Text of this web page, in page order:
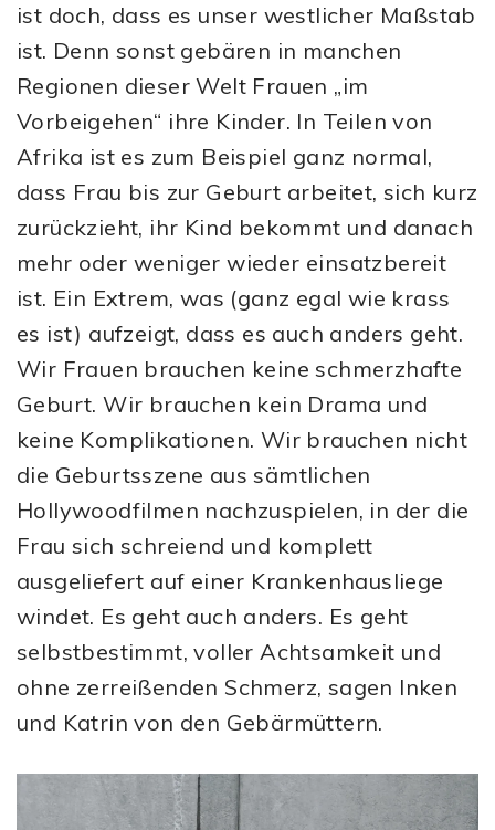
ist doch, dass es unser westlicher Maßstab
ist. Denn sonst gebären in manchen
Regionen dieser Welt Frauen „im
Vorbeigehen“ ihre Kinder. In Teilen von
Afrika ist es zum Beispiel ganz normal,
dass Frau bis zur Geburt arbeitet, sich kurz
zurückzieht, ihr Kind bekommt und danach
mehr oder weniger wieder einsatzbereit
ist. Ein Extrem, was (ganz egal wie krass
es ist) aufzeigt, dass es auch anders geht.
Wir Frauen brauchen keine schmerzhafte
Geburt. Wir brauchen kein Drama und
keine Komplikationen. Wir brauchen nicht
die Geburtsszene aus sämtlichen
Hollywoodfilmen nachzuspielen, in der die
Frau sich schreiend und komplett
ausgeliefert auf einer Krankenhausliege
windet. Es geht auch anders. Es geht
selbstbestimmt, voller Achtsamkeit und
ohne zerreißenden Schmerz, sagen Inken
und Katrin von den Gebärmüttern.